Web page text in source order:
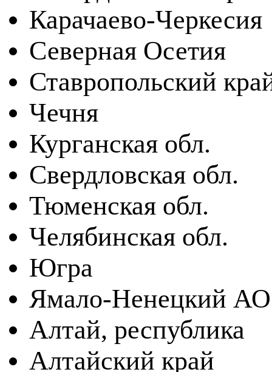
Карачаево-Черкесия
Северная Осетия
Ставропольский
Чечня
Курганская обл.
Свердловская обл.
Тюменская обл.
Челябинская обл.
Югра
Ямало-Ненецкий АО
Алтай, республика
Алтайский край